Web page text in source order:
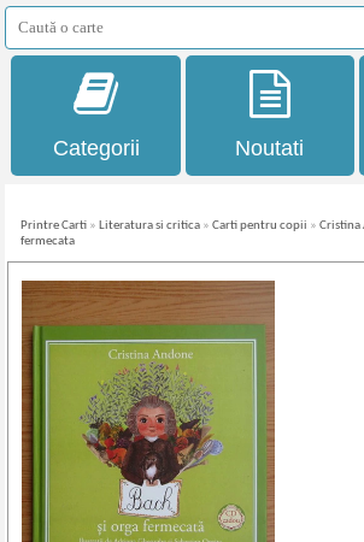
Categorii Noutati
Printre Carti » Literatura si critica »Carti pentru copii »Cristina
fermecata